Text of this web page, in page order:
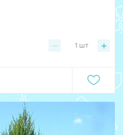
− +
1 шт